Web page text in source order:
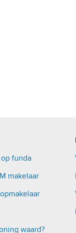
funda
makelaar
waard?